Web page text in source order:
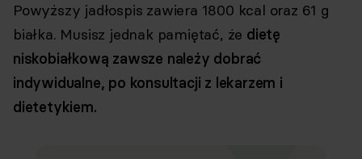
Powyższy jadłospis zawiera 1800 kcal oraz 61 g
białka. Musisz jednak pamiętać, że dietę
niskobiałkową zawsze należy dobrać
indywidualne, po konsultacji z lekarzem i
dietetykiem.